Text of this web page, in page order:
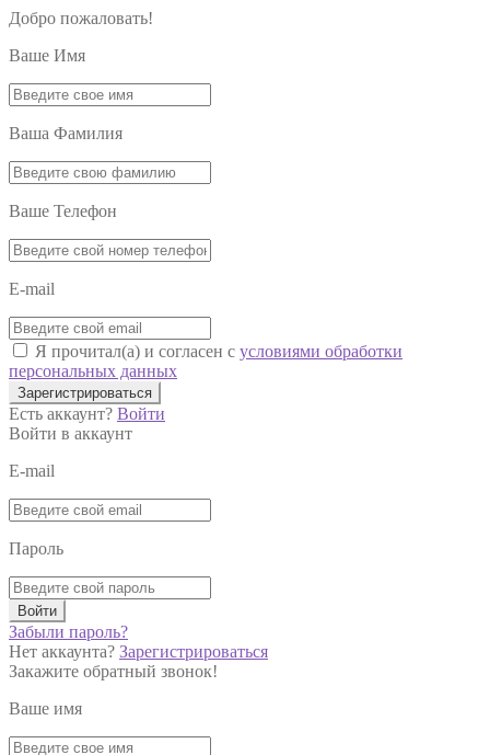
Добро пожаловать!
Ваше Имя
Ваша Фамилия
Ваше Телефон
E-mail
Я прочитал(а) и согласен с условиями обработки
персональных данных
Зарегистрироваться
Есть аккаунт? Войти
Войти в аккаунт
E-mail
Пароль
Войти
Забыли пароль?
Нет аккаунта? Зарегистрироваться
Закажите обратный звонок!
Ваше имя